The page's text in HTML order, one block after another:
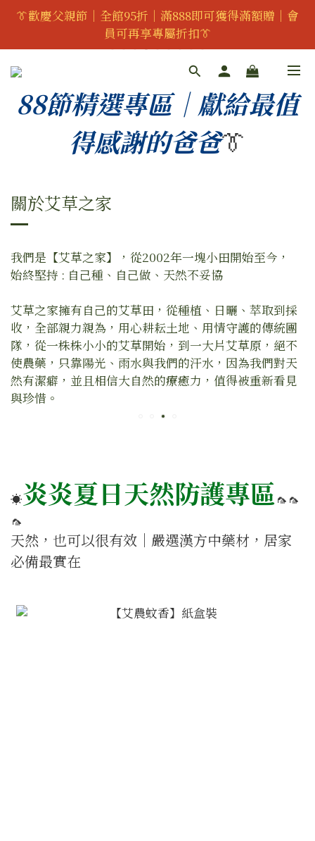
👔歡慶父親節｜全館95折｜滿888即可獲得滿額贈｜會
員可再享專屬折扣👔
👔歡慶父親節｜全館95折｜滿888即可獲得滿額贈｜會
員可再享專屬折扣👔
✨潔膚皂重量級回歸！升級為化妝品等級皂✨ 點取立即
加入會員現折150元
88節精選專區｜獻給最值
得感謝的爸爸👔
關於艾草之家
我們是【艾草之家】，從2002年一塊小田開始至今，
始終堅持 : 自己種、自己做、天然不妥協
艾草之家擁有自己的艾草田，從種植、日曬、萃取到採
收，全部親力親為，用心耕耘土地、用情守護的傳統團
隊，從一株株小小的艾草開始，到一大片艾草原，絕不
使農藥，只靠陽光、雨水與我們的汗水，因為我們對天
然有潔癖，並且相信大自然的療癒力，值得被重新看見
與珍惜。
☀️炎炎夏日天然防護專區🦟🦟
🦟
天然，也可以很有效｜嚴選漢方中藥材，居家
必備最實在